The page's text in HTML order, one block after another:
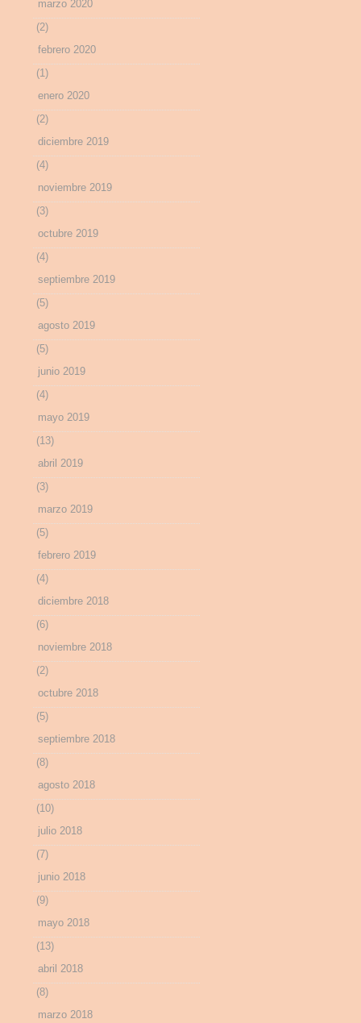
marzo 2020
(2)
febrero 2020
(1)
enero 2020
(2)
diciembre 2019
(4)
noviembre 2019
(3)
octubre 2019
(4)
septiembre 2019
(5)
agosto 2019
(5)
junio 2019
(4)
mayo 2019
(13)
abril 2019
(3)
marzo 2019
(5)
febrero 2019
(4)
diciembre 2018
(6)
noviembre 2018
(2)
octubre 2018
(5)
septiembre 2018
(8)
agosto 2018
(10)
julio 2018
(7)
junio 2018
(9)
mayo 2018
(13)
abril 2018
(8)
marzo 2018